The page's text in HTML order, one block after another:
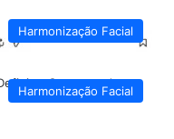
Harmonização Facial
Harmonização Facial